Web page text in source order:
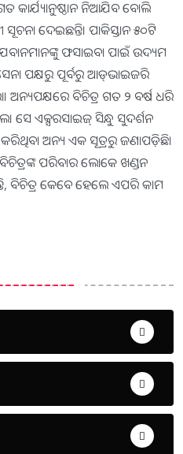
କାର୍ଯ୍ୟାନୁଷ୍ଠାନ ନିଆଯିବ ବୋଲି
ଦେଇଛନ୍ତି। ପାକିସ୍ତାନ ୫୦ଟି
ଫସାଇବା ପାଇଁ ଉଦ୍ୟମ
ପକ୍ଷରୁ ପୂର୍ବରୁ ଆଡ୍‌ଭାଇଜରି
ବିଚିତ୍ର ଗତ ୨ ବର୍ଷ ଧରି
ସେ ଏକ୍ସରସାଇଜ୍‌ ସିନ୍ଧୁ ସୁଦର୍ଶନ
କରିଥିବା ଅନ୍ୟ ଏକ ସୂତ୍ରରୁ ଜଣାପଡ଼ିଛି।
ପରିବାର ଲୋକେ ଖଣ୍ଡନ
ବିଚିତ୍ର କେବେ ହେଲେ ଏପରି କାମ